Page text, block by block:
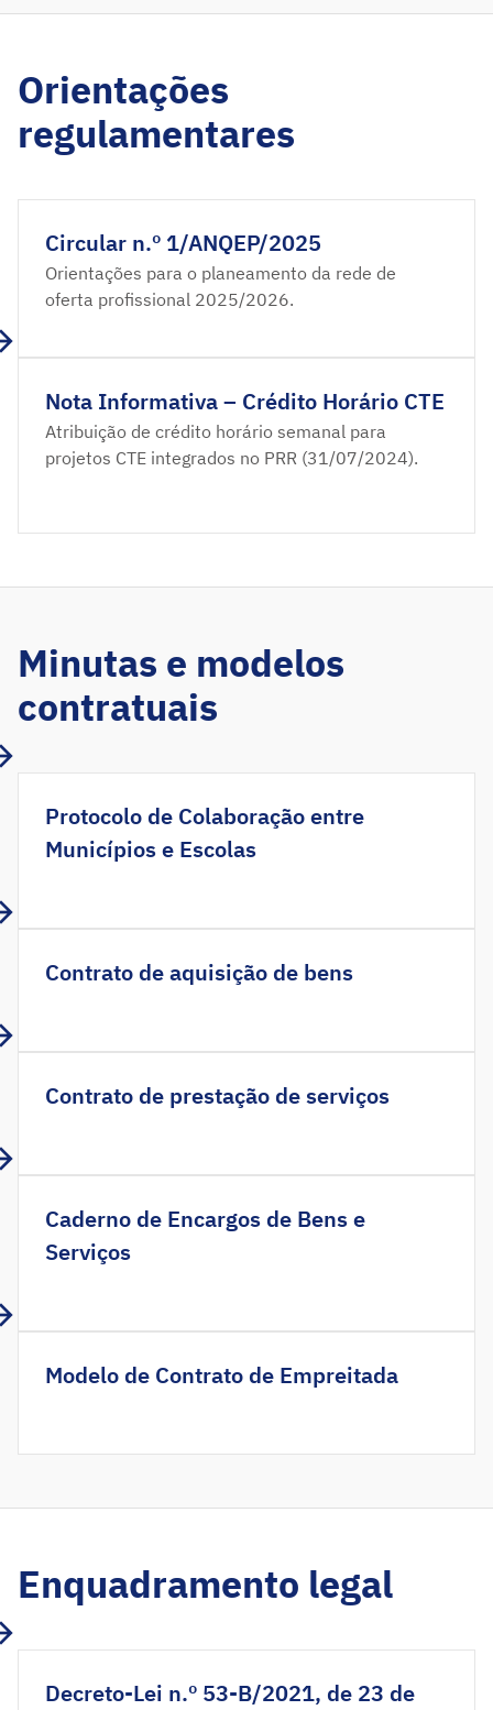
Orientações
regulamentares
Circular n.º 1/ANQEP/2025
Orientações para o planeamento da rede de
oferta profissional 2025/2026.
Nota Informativa – Crédito Horário CTE
Atribuição de crédito horário semanal para
projetos CTE integrados no PRR (31/07/2024).
Minutas e modelos
contratuais
Protocolo de Colaboração entre
Municípios e Escolas
Contrato de aquisição de bens
Contrato de prestação de serviços
Caderno de Encargos de Bens e
Serviços
Modelo de Contrato de Empreitada
Enquadramento legal
Decreto-Lei n.º 53-B/2021, de 23 de